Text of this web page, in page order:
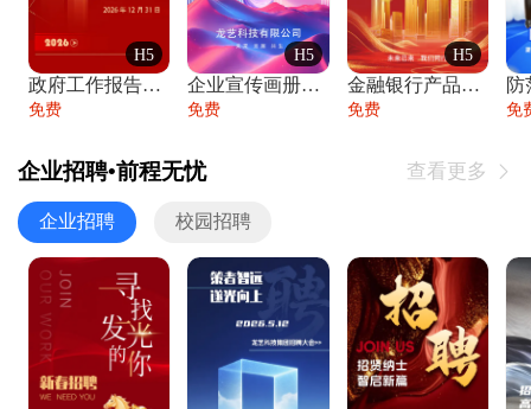
H5
政府工作报告政府年终工作总结
免费
H5
企业宣传画册公司简介产品介绍业务宣传手册
免费
H5
金融银行产品宣传手册企业宣传产品介绍
免费
防
免
企业招聘•前程无忧 查看更多 
企业招聘 校园招聘